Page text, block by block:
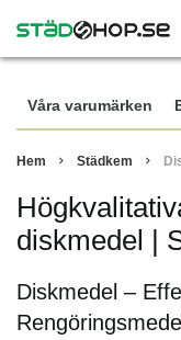
Våra varumärken
Hem Städkem
diskmedel |
Diskmedel –